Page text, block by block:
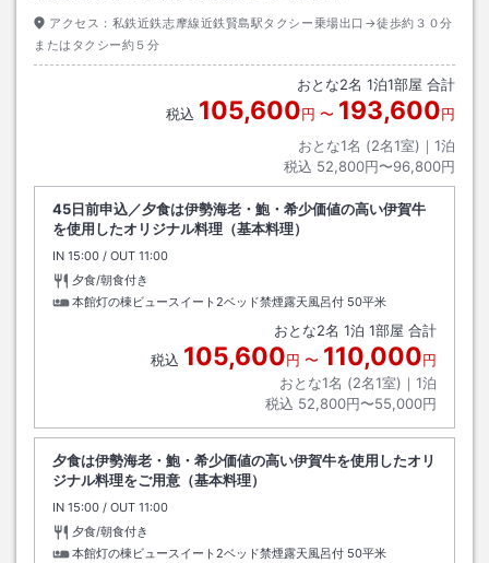
アクセス： 私鉄近鉄志摩線近鉄賢島駅タクシー乗場出口→徒歩約３０分
またはタクシー約５分
おとな2名 1泊1部屋 合計
税込 105,600円 〜 193,600円
おとな1名 (2名1室)｜ 1泊
税込 52,800円〜96,800円
45日前申込／夕食は伊勢海老・鮑・希少価値の高い伊賀牛
を使用したオリジナル料理（基本料理）
IN チェックイン
15:00 / OUT チェックアウト
11:00
夕食/朝食付き
本館灯の棟ビュースイート2ベッド禁煙露天風呂付 50平米
おとな2名 1泊 1部屋 合計
税込 105,600円 〜 110,000円
おとな1名 (2名1室)｜ 1泊
税込 52,800円〜55,000円
夕食は伊勢海老・鮑・希少価値の高い伊賀牛を使用したオリ
ジナル料理をご用意（基本料理）
IN チェックイン
15:00 / OUT チェックアウト
11:00
夕食/朝食付き
本館灯の棟ビュースイート2ベッド禁煙露天風呂付 50平米